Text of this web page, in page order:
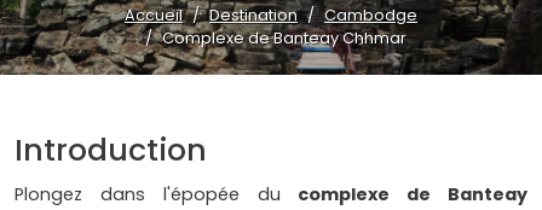
Accueil Destination
Cambodge
Complexe de Banteay Chhmar
Introduction
Plongez dans l'épopée du complexe de Banteay